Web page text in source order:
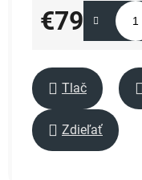
€79
Jednotková cena:
Tlač
Zdieľať